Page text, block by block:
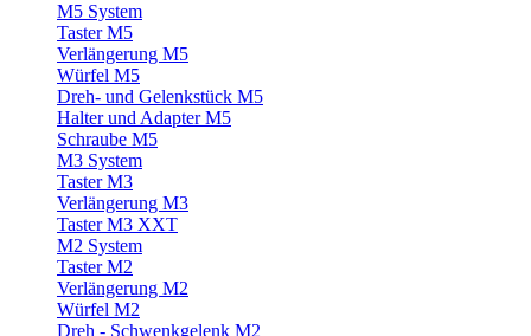
M5 System
Taster M5
Verlängerung M5
Würfel M5
Dreh- und Gelenkstück M5
Halter und Adapter M5
Schraube M5
M3 System
Taster M3
Verlängerung M3
Taster M3 XXT
M2 System
Taster M2
Verlängerung M2
Würfel M2
Dreh - Schwenkgelenk M2